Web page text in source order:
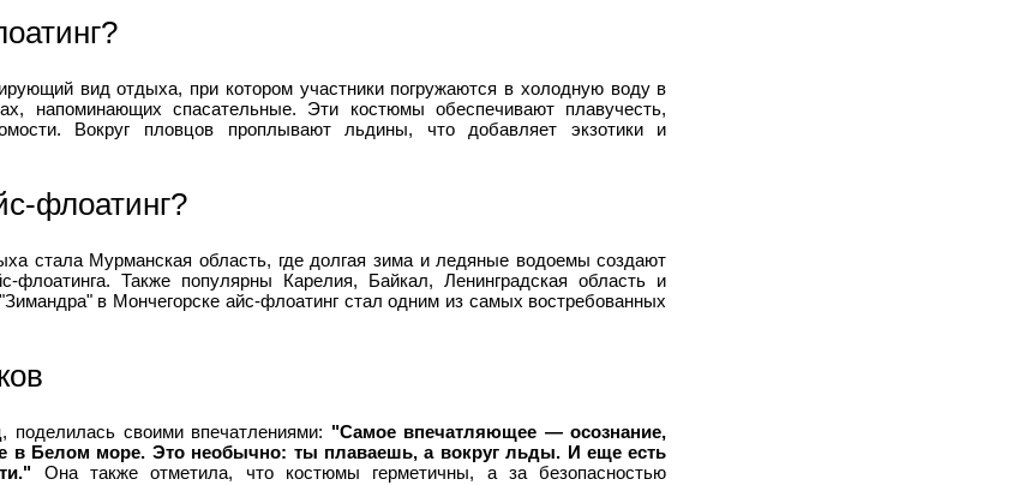
вид отдыха, при котором участники погружаются в холодную воду в
напоминающих спасательные. Эти костюмы обеспечивают плавучесть,
Вокруг пловцов проплывают льдины, что добавляет экзотики и
флоатинг?
стала Мурманская область, где долгая зима и ледяные водоемы создают
флоатинга. Также популярны Карелия, Байкал, Ленинградская область и
в Мончегорске айс-флоатинг стал одним из самых востребованных
поделилась своими впечатлениями: "Самое впечатляющее — осознание,
в Белом море. Это необычно: ты плаваешь, а вокруг льды. И еще есть
Она также отметила, что костюмы герметичны, а за безопасностью